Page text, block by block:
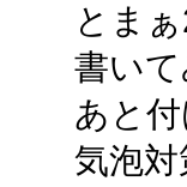
とま
書いて
あと付
気泡